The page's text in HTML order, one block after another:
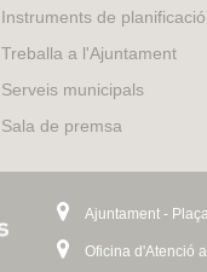
Instruments de planificació
Treballa a l'Ajuntament
Serveis municipals
Sala de premsa
Ajuntament -
Oficina d'Atenció